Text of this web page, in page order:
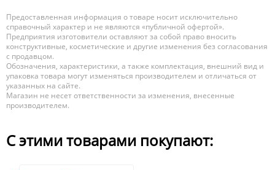
Предоставленная информация о товаре носит исключительно
справочный характер и не являются «публичной офертой».
Предприятия изготовители оставляют за собой право вносить
конструктивные, косметические и другие изменения без согласования
с продавцом.
Обозначения, характеристики, а также комплектация, внешний вид и
упаковка товара могут изменяться производителем и отличаться от
указанных на сайте.
Магазин не несет ответственности за изменения, внесенные
производителем.
С этими товарами покупают: